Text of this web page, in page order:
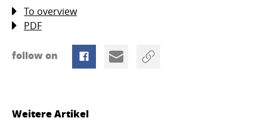
To overview
PDF
follow on
Weitere Artikel